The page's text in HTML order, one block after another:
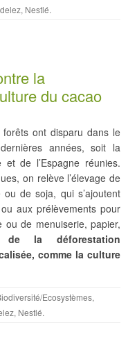
, Nestlé.
la
du cacao
forêts ont disparu dans le
années, soit la
de l’Espagne réunies.
on relève l’élevage de
de soja, qui s’ajoutent
aux prélèvements pour
ou de menuiserie, papier,
de la déforestation
comme la culture
Ecosystèmes,
, Nestlé.